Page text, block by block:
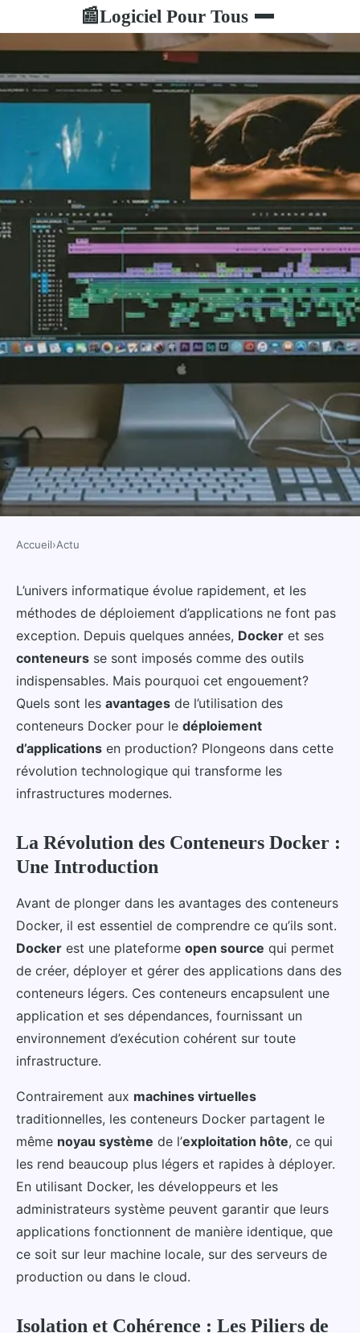
📰Logiciel Pour Tous
Quels sont les avantages de
l'utilisation des conteneurs
Docker pour le déploiement
d'applications en production?
Anna• 17 septembre 2024•5 min de lecture
Accueil›Actu
L’univers informatique évolue rapidement, et les
méthodes de déploiement d’applications ne font pas
exception. Depuis quelques années, Docker et ses
conteneurs se sont imposés comme des outils
indispensables. Mais pourquoi cet engouement?
Quels sont les avantages de l’utilisation des
conteneurs Docker pour le déploiement
d’applications en production? Plongeons dans cette
révolution technologique qui transforme les
infrastructures modernes.
La Révolution des Conteneurs Docker :
Une Introduction
Avant de plonger dans les avantages des conteneurs
Docker, il est essentiel de comprendre ce qu’ils sont.
Docker est une plateforme open source qui permet
de créer, déployer et gérer des applications dans des
conteneurs légers. Ces conteneurs encapsulent une
application et ses dépendances, fournissant un
environnement d’exécution cohérent sur toute
infrastructure.
Contrairement aux machines virtuelles
traditionnelles, les conteneurs Docker partagent le
même noyau système de l’exploitation hôte, ce qui
les rend beaucoup plus légers et rapides à déployer.
En utilisant Docker, les développeurs et les
administrateurs système peuvent garantir que leurs
applications fonctionnent de manière identique, que
ce soit sur leur machine locale, sur des serveurs de
production ou dans le cloud.
Isolation et Cohérence : Les Piliers de